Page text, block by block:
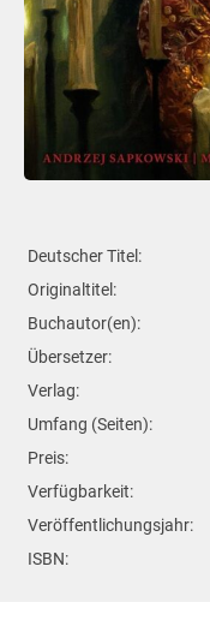
Deutscher Titel:
Originaltitel:
Buchautor(en):
Übersetzer:
Verlag:
Umfang (Seiten):
Preis:
Verfügbarkeit:
Veröffentlichungsjahr:
ISBN: